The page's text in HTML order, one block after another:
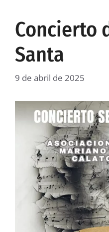
Concierto
Santa
9 de abril de 2025